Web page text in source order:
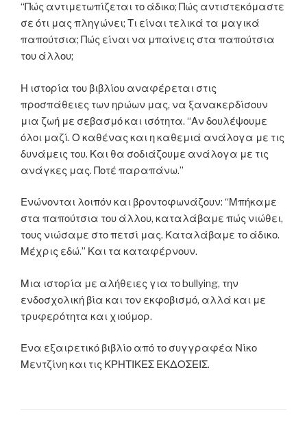
“Πώς αντιμετωπίζεται το άδικο; Πώς αντιστεκόμαστε
σε ότι μας πληγώνει; Τι είναι τελικά τα μαγικά
παπούτσια; Πώς είναι να μπαίνεις στα παπούτσια
του άλλου;
Η ιστορία του βιβλίου αναφέρεται στις
προσπάθειες των ηρώων μας, να ξανακερδίσουν
μια ζωή με σεβασμό και ισότητα. “Αν δουλέψουμε
όλοι μαζί. Ο καθένας και η καθεμιά ανάλογα με τις
δυνάμεις του. Και θα σοδιάζουμε ανάλογα με τις
ανάγκες μας. Ποτέ παραπάνω.”
Ενώνονται λοιπόν και βροντοφωνάζουν: “Μπήκαμε
στα παπούτσια του άλλου, καταλάβαμε πώς νιώθει,
τους νιώσαμε στο πετσί μας. Καταλάβαμε το άδικο.
Μέχρις εδώ.” Και τα καταφέρνουν.
Μια ιστορία με αλήθειες για το bullying, την
ενδοσχολική βία και τον εκφοβισμό, αλλά και με
τρυφερότητα και χιούμορ.
Ένα εξαιρετικό βιβλίο από το συγγραφέα Νίκο
Μεντζίνη και τις ΚΡΗΤΙΚΕΣ ΕΚΔΟΣΕΙΣ.